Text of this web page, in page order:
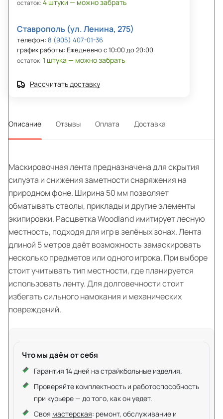
остаток:4 штуки — можно забрать
Ставрополь (ул. Ленина, 275)
телефон: 8 (905) 407-01-36
график работы: Ежедневно с 10:00 до 20:00
остаток:1 штука — можно забрать
Рассчитать доставку
Описание Отзывы Оплата Доставка
Маскировочная лента предназначена для скрытия
силуэта и снижения заметности снаряжения на
природном фоне. Ширина 50 мм позволяет
обматывать стволы, приклады и другие элементы
экипировки. Расцветка Woodland имитирует лесную
местность, подходя для игр в зелёных зонах. Лента
длиной 5 метров даёт возможность замаскировать
несколько предметов или одного игрока. При выборе
стоит учитывать тип местности, где планируется
использовать ленту. Для долговечности стоит
избегать сильного намокания и механических
повреждений.
Что мы даём от себя
Гарантия 14 дней на страйкбольные изделия.
Проверяйте комплектность и работоспособность
при курьере — до того, как он уедет.
Своя мастерская: ремонт, обслуживание и